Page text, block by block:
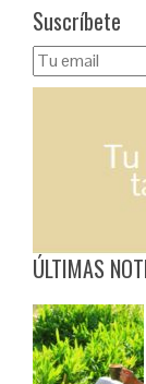
Suscríbete
ÚLTIMAS